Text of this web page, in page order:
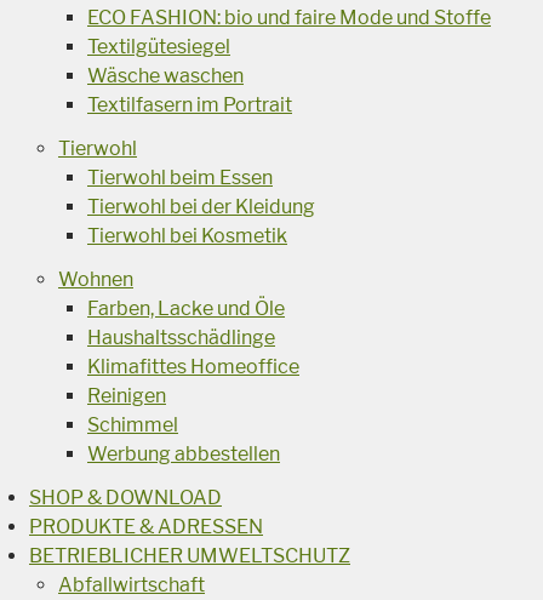
ECO FASHION: bio und faire Mode und Stoffe
Textilgütesiegel
Wäsche waschen
Textilfasern im Portrait
Tierwohl
Tierwohl beim Essen
Tierwohl bei der Kleidung
Tierwohl bei Kosmetik
Wohnen
Farben, Lacke und Öle
Haushaltsschädlinge
Klimafittes Homeoffice
Reinigen
Schimmel
Werbung abbestellen
SHOP & DOWNLOAD
PRODUKTE & ADRESSEN
BETRIEBLICHER UMWELTSCHUTZ
Abfallwirtschaft